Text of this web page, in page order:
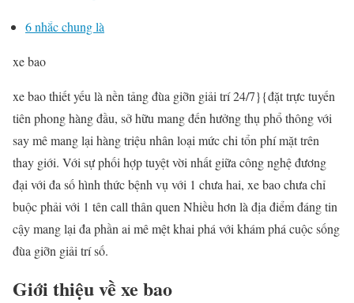
6nhắc chung là
xe bao
xe bao thiết yếu là nền tảng đùa giỡn giải trí 24/7}{đặt trực tuyến
tiên phong hàng đầu, sở hữu mang đến hưởng thụ phổ thông với
say mê mang lại hàng triệu nhân loại mức chi tổn phí mặt trên
thay giới. Với sự phối hợp tuyệt vời nhất giữa công nghệ đương
đại với đa số hình thức bệnh vụ với 1 chưa hai, xe bao chưa chỉ
buộc phải với 1 tên call thân quen Nhiều hơn là địa điểm đáng tin
cậy mang lại đa phần ai mê mệt khai phá với khám phá cuộc sống
đùa giỡn giải trí số.
Giới thiệu về xe bao